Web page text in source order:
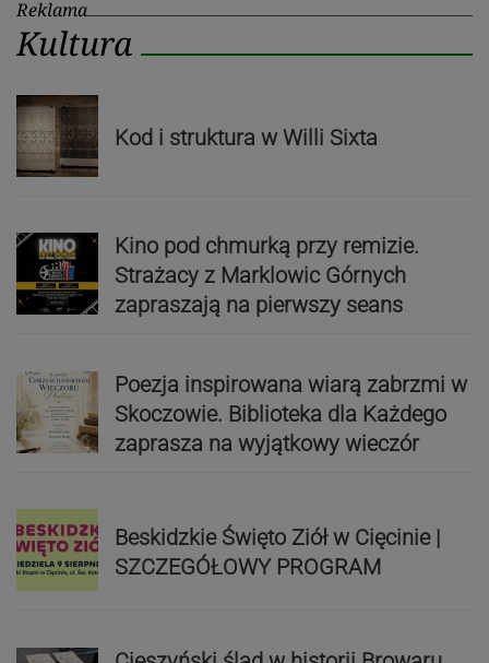
Reklama
Kultura
Kod i struktura w Willi Sixta
Kino pod chmurką przy remizie.
Strażacy z Marklowic Górnych
zapraszają na pierwszy seans
Poezja inspirowana wiarą zabrzmi w
Skoczowie. Biblioteka dla Każdego
zaprasza na wyjątkowy wieczór
Beskidzkie Święto Ziół w Cięcinie |
SZCZEGÓŁOWY PROGRAM